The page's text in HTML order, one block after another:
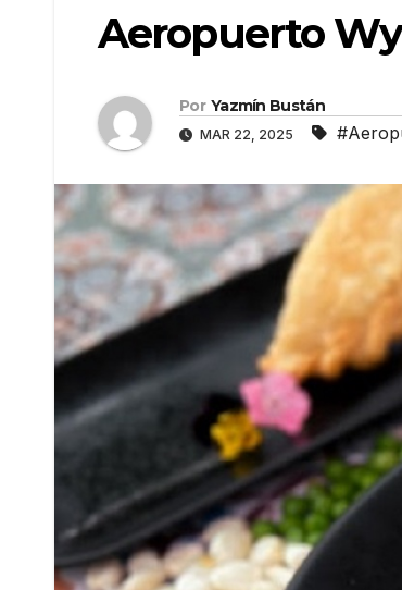
Aeropuerto
Por Yazmín Bustán
MAR 22, 2025